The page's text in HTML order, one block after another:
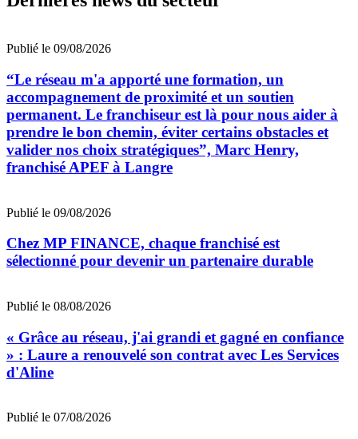
Publié le 09/08/2026
“Le réseau m'a apporté une formation, un
accompagnement de proximité et un soutien
permanent. Le franchiseur est là pour nous aider à
prendre le bon chemin, éviter certains obstacles et
valider nos choix stratégiques”, Marc Henry,
franchisé APEF à Langre
Publié le 09/08/2026
Chez MP FINANCE, chaque franchisé est
sélectionné pour devenir un partenaire durable
Publié le 08/08/2026
« Grâce au réseau, j'ai grandi et gagné en confiance
» : Laure a renouvelé son contrat avec Les Services
d'Aline
Publié le 07/08/2026